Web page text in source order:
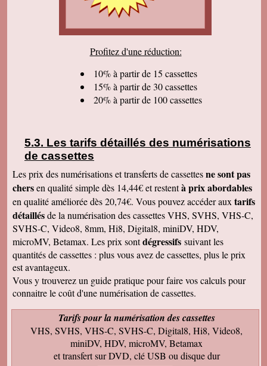
sommes très satisfaits. Encore tous mes
remerciements et bonne continuation. Bien
cordialement.
J'ai bien reçu votre paquet, et je suis très
dois dire qu'au début j'étais un peu septique vu
les prix . merci beaucoup Cordialement
Pierre B
Je suis très très très satisfait de votre travail.
que les affaires aillent très bien.
Jacques N
Colis reçu ce jour, satisfait du bon travail réalisé
par vos soins. Merci encore, Cordialement
Hervé R
j'ai bien reçu les CD et les K7 en retour, merci
de cet excellent traitement. Très bons résultats
Pascal R
bonjour bien reçu le colis samedi après
visionnage le travail est superbe
Francis C
J' ai bien reçu votre envoi Les premières
visualisations montrent un beau travail, et
rappellent de nombreux souvenirs Merci Je
ferai de la publicité Bien sincèrement
François M
Bien reçu! Reste à monter pour éliminer ! A
bientôt pour du 8 et sup8mm.
Profitez d'une réduction:
10% à partir de 15 cassettes
15% à partir de 30 cassettes
20% à partir de 100 cassettes
Les tarifs détaillés des numérisations
de cassettes
Les prix des numérisations et transferts de cassettesne sont pas
chersen qualité simple dès 14,44€ et restentà prix abordables
en qualité améliorée dès 20,74€. Vous pouvez accéder aux tarifs
détaillésde la numérisation des cassettes VHS, SVHS, VHS-C,
SVHS-C, Video8, 8mm, Hi8, Digital8, miniDV, HDV,
microMV, Betamax. Les prix sontdégressifs suivant les
quantités de cassettes : plus vous avez de cassettes, plus le prix
est avantageux.
Vous y trouverez un guide pratique pour faire vos calculs pour
connaitre le coût d'une numérisation de cassettes.
Tarifs pour la numérisation des cassettes
VHS, SVHS, VHS-C, SVHS-C, Digital8, Hi8, Video8,
miniDV, HDV, microMV, Betamax
et transfert sur DVD, clé USB ou disque dur